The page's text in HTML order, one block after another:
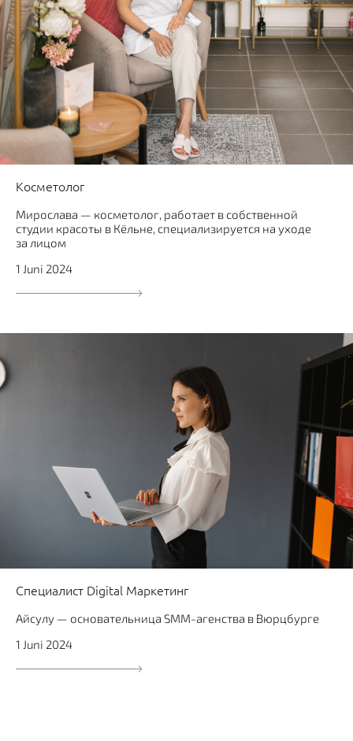
Косметолог
Мирослава — косметолог, работает в собственной
студии красоты в Кёльне, специализируется на уходе
за лицом
1 Juni 2024
Специалист Digital Маркетинг
Айсулу — основательница SMM-агенства в Вюрцбурге
1 Juni 2024